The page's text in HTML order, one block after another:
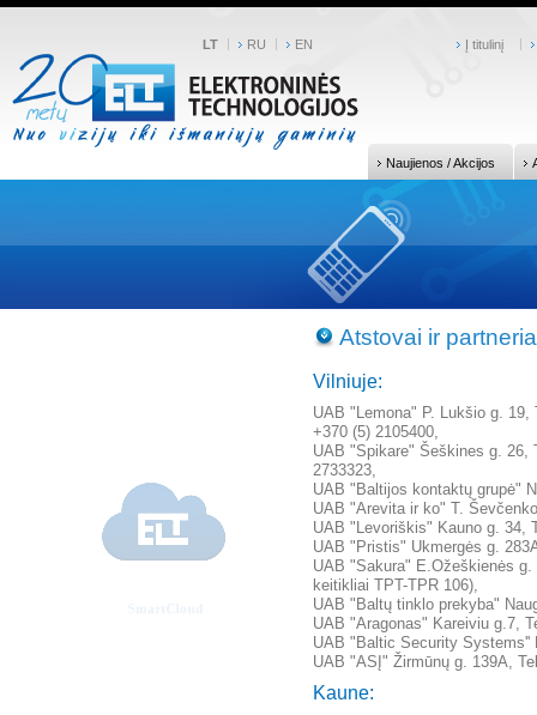
LT RU EN Į titulinį
Naujienos / Akcijos
Atstovai ir
Vilniuje:
UAB "Lemona" P. Lukšio g.
+370 (5) 2105400,
UAB "Spikare" Šeškines g. 26,
2733323,
UAB "Baltijos kontaktų grupė"
UAB "Arevita ir ko" T.
UAB "Levoriškis" Kauno g. 34,
UAB "Pristis" Ukmergės g.
UAB "Sakura" E.Ožeškienės
keitikliai TPT-TPR 106),
UAB "Baltų tinklo prekyba"
UAB "Aragonas" Kareiviu g.7,
UAB "Baltic Security Systems''
UAB "ASĮ" Žirmūnų g. 139A,
Kaune: